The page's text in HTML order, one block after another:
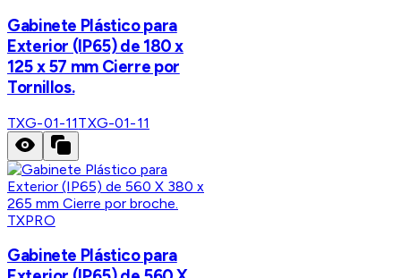
Gabinete Plástico para
Exterior (IP65) de 180 x
125 x 57 mm Cierre por
Tornillos.
TXG-01-11TXG-01-11
TXPRO
Gabinete Plástico para